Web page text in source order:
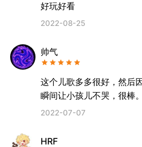
好玩好看
2022-08-25
帅气
这个儿歌多多很好，然后
2022-07-07
HRF